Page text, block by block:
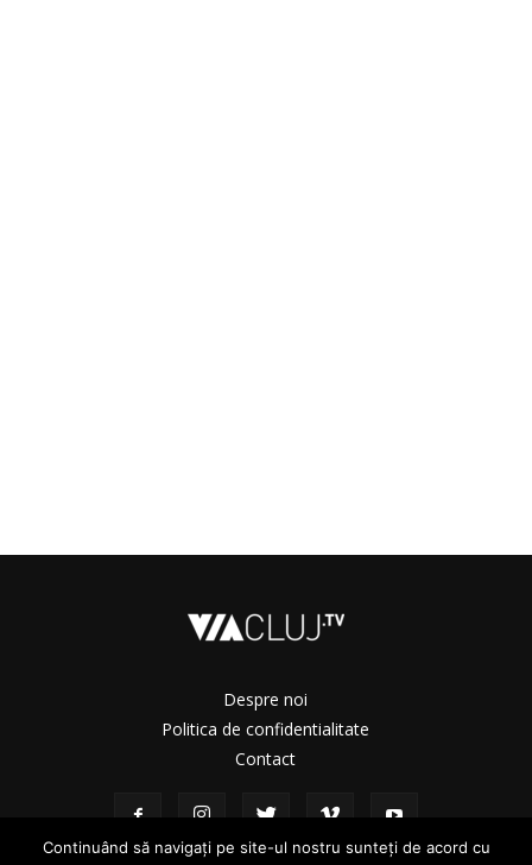
Despre noi
Politica de confidentialitate
Contact
Continuând să navigați pe site-ul nostru sunteți de acord cu